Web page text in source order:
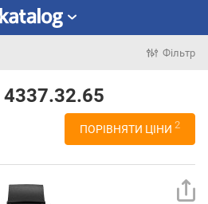
Фільтр
4337.32.65
ПОРІВНЯТИ ЦІНИ 2